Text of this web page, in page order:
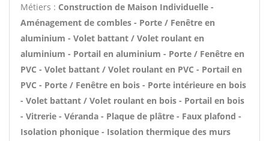
Métiers : Construction de Maison Individuelle -
Aménagement de combles - Porte / Fenêtre en
aluminium - Volet battant / Volet roulant en
aluminium - Portail en aluminium - Porte / Fenêtre en
PVC - Volet battant / Volet roulant en PVC - Portail en
PVC - Porte / Fenêtre en bois - Porte intérieure en bois
- Volet battant / Volet roulant en bois - Portail en bois
- Vitrerie - Véranda - Plaque de plâtre - Faux plafond -
Isolation phonique - Isolation thermique des murs